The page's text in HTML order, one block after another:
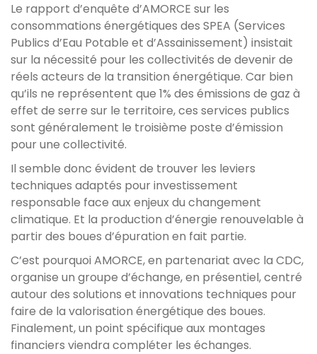
Le rapport d’enquête d’AMORCE sur les
consommations énergétiques des SPEA (Services
Publics d’Eau Potable et d’Assainissement) insistait
sur la nécessité pour les collectivités de devenir de
réels acteurs de la transition énergétique. Car bien
qu’ils ne représentent que 1% des émissions de gaz à
effet de serre sur le territoire, ces services publics
sont généralement le troisième poste d’émission
pour une collectivité.
Il semble donc évident de trouver les leviers
techniques adaptés pour investissement
responsable face aux enjeux du changement
climatique. Et la production d’énergie renouvelable à
partir des boues d’épuration en fait partie.
C’est pourquoi AMORCE, en partenariat avec la CDC,
organise un groupe d’échange, en présentiel, centré
autour des solutions et innovations techniques pour
faire de la valorisation énergétique des boues.
Finalement, un point spécifique aux montages
financiers viendra compléter les échanges.